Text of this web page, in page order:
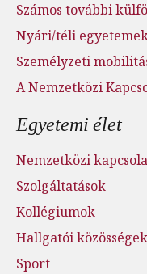
Számos további
Nyári/téli
Személyzeti
A Nemzetközi
Egyetemi élet
Nemzetközi
Szolgáltatások
Kollégiumok
Hallgatói közösségek
Sport